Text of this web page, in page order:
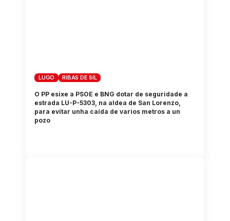
LUGO RIBAS DE SIL
O PP esixe a PSOE e BNG dotar de seguridade a
estrada LU-P-5303, na aldea de San Lorenzo,
para evitar unha caída de varios metros a un
pozo